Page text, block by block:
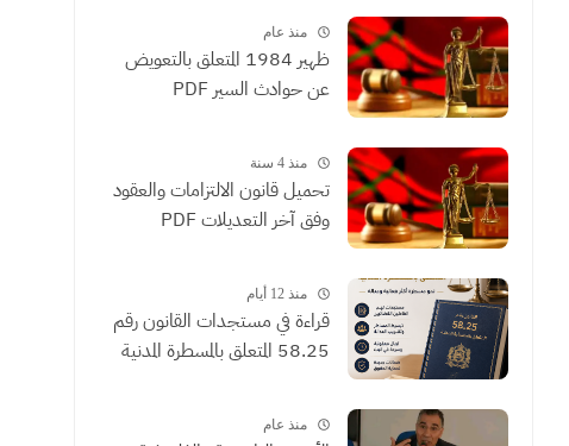
منذ عام
ظهير 1984 المتعلق بالتعويض
عن حوادث السير PDF
منذ 4 سنة
تحميل قانون الالتزامات والعقود
وفق آخر التعديلات PDF
منذ 12 أيام
​قراءة في مستجدات القانون رقم
58.25 المتعلق بالمسطرة المدنية
منذ عام